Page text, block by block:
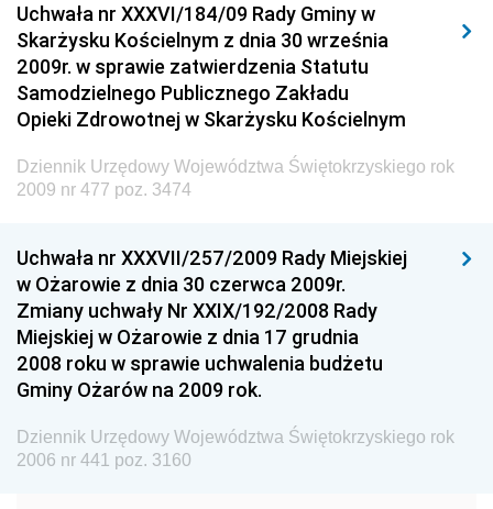
Elektronicznej
Dziennik Urzędowy Ministra Spraw Wewnętrznych i
Administracji
Dziennik Urzędowy Ministra Transportu
Dziennik Urzędowy Ministra Budownictwa
Dziennik Urzędowy Ministra Nauki i Szkolnictwa
Dziennik Urzędowy Głównego Urzędu Miar
Dziennik Urzędowy Ministra Rolnictwa i Rozwoju Wsi
Dziennik Urzędowy Ministra Edukacji Narodowej i
Sportu
Dziennik Urzędowy Ministra Edukacji i Nauki
Dziennik Urzędowy Ministra Edukacji Narodowej
Dziennik Urzędowy Ministra Gospodarki Morskiej
Uchwała nr XXXVI/184/09 Rady Gminy w
Skarżysku Kościelnym z dnia 30 września
2009r. w sprawie zatwierdzenia Statutu
Samodzielnego Publicznego Zakładu
Opieki Zdrowotnej w Skarżysku Kościelnym
Dziennik Urzędowy Województwa Świętokrzyskiego rok
2009 nr 477 poz. 3474
Uchwała nr XXXVII/257/2009 Rady Miejskiej
w Ożarowie z dnia 30 czerwca 2009r.
Zmiany uchwały Nr XXIX/192/2008 Rady
Miejskiej w Ożarowie z dnia 17 grudnia
2008 roku w sprawie uchwalenia budżetu
Gminy Ożarów na 2009 rok.
Dziennik Urzędowy Województwa Świętokrzyskiego rok
2006 nr 441 poz. 3160